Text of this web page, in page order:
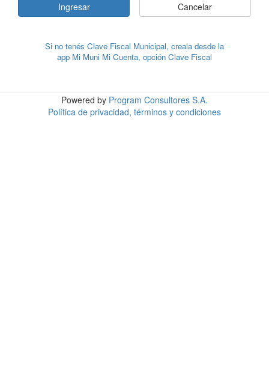
Ingresar
Cancelar
Si no tenés Clave Fiscal Municipal, creala desde la
app Mi Muni Mi Cuenta, opción Clave Fiscal
Powered by Program Consultores S.A.
Política de privacidad, términos y condiciones